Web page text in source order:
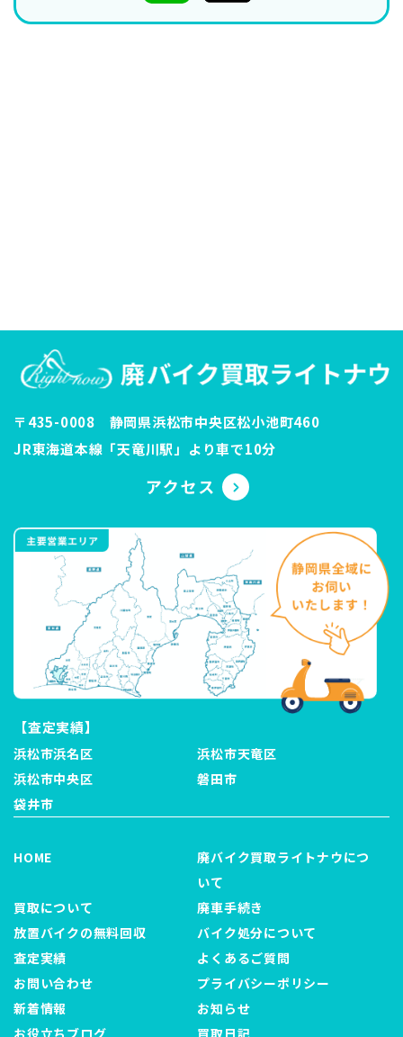
〒435-0008 静岡県浜松市中央区松小池町460
JR東海道本線「天竜川駅」より車で10分
【査定実績】
浜松市浜名区
浜松市天竜区
浜松市中央区
磐田市
袋井市
HOME
廃バイク買取ライトナウにつ
いて
買取について
廃車手続き
放置バイクの無料回収
バイク処分について
査定実績
よくあるご質問
お問い合わせ
プライバシーポリシー
新着情報
お知らせ